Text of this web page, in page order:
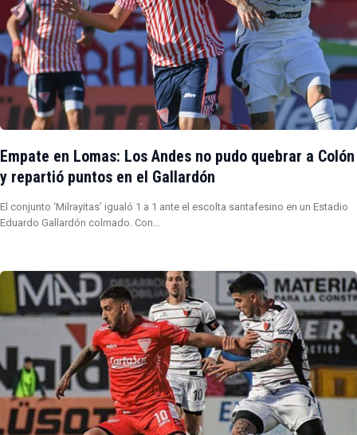
Empate en Lomas: Los Andes no pudo quebrar a Colón
y repartió puntos en el Gallardón
El conjunto ‘Milrayitas’ igualó 1 a 1 ante el escolta santafesino en un Estadio
Eduardo Gallardón colmado. Con…